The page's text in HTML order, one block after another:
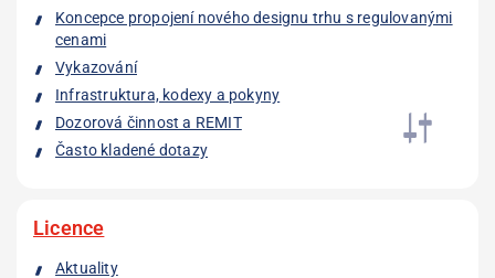
Koncepce propojení nového designu trhu s regulovanými
cenami
Vykazování
Infrastruktura, kodexy a pokyny
Dozorová činnost a REMIT
Často kladené dotazy
Licence
Aktuality